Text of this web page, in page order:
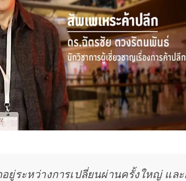
ยู่ระหว่างการเปลี่ยนผ่านครั้งใหญ่ และ